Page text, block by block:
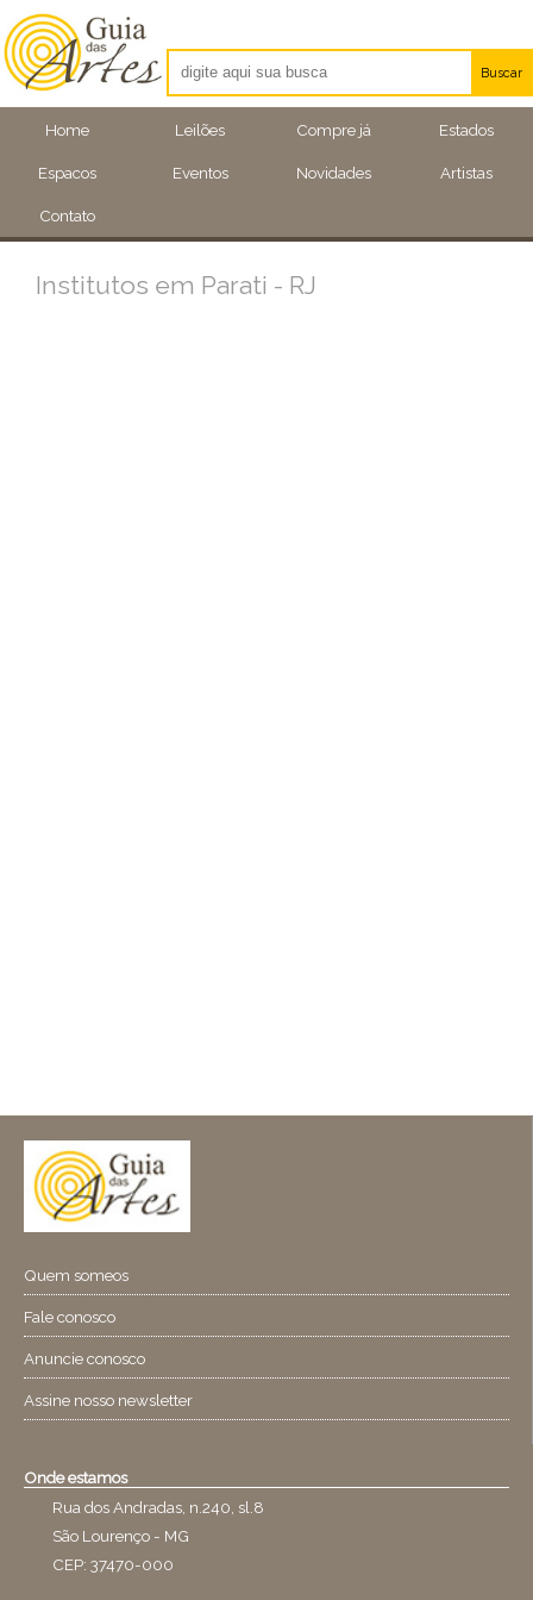
Home Leilões Compre já Estados
Espacos Eventos Novidades Artistas
Contato
Buscar
Artistas
Eventos
Institutos em Parati - RJ
Quem someos
Fale conosco
Anuncie conosco
Assine nosso newsletter
Onde estamos
Rua dos Andradas, n.240, sl.8
São Lourenço - MG
CEP: 37470-000